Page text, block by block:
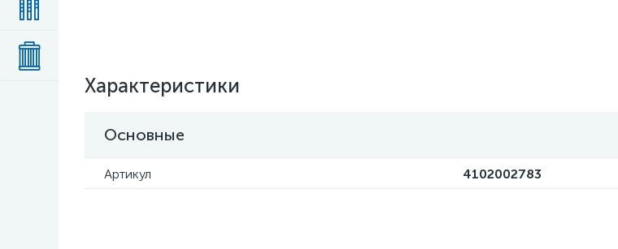
Характеристики
Основные
Артикул 4102002783